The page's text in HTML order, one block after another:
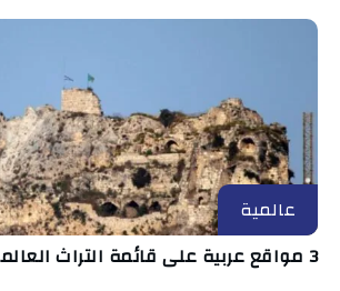
عالمية
3 مواقع عربية على قائمة التراث العالمي المهدد بالخطر